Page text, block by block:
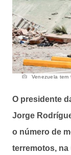
Venezuela tem
O presidente
Jorge
o número de
terremotos, na